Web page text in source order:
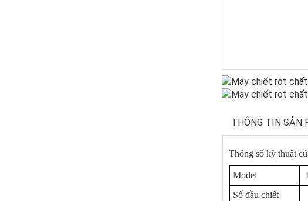
THÔNG TIN SẢN
Thông số kỹ thuật
Model
Số đầu chiết